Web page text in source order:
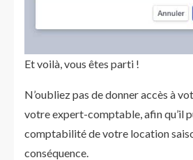
Et voilà, vous êtes parti !
N’oubliez pas de donner accès à
votre expert-comptable, afin qu’il
comptabilité de votre location
conséquence.